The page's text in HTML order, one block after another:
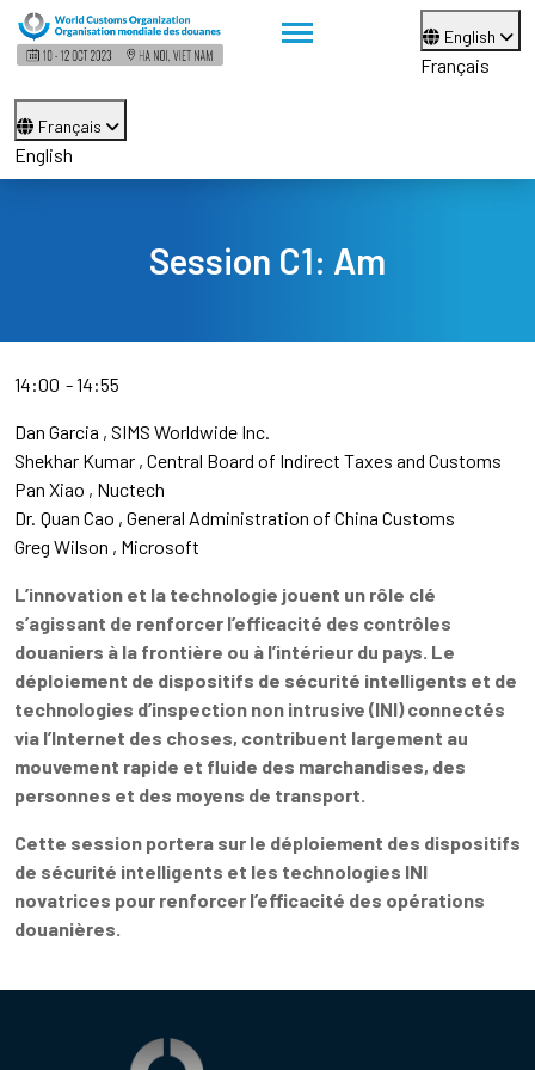
English
Français
Français
English
Session C1: Am
14:00 14:55
Dan Garcia SIMS Worldwide Inc.
Shekhar Kumar Central Board of Indirect Taxes and Customs
Pan Xiao
Nuctech
Dr. Quan Cao General Administration of China Customs
Greg Wilson
Microsoft
L’innovation et la technologie jouent un rôle clé
s’agissant de renforcer l’efficacité des contrôles
douaniers à la frontière ou à l’intérieur du pays. Le
déploiement de dispositifs de sécurité intelligents et de
technologies d’inspection non intrusive (INI) connectés
via l’Internet des choses, contribuent largement au
mouvement rapide et fluide des marchandises, des
personnes et des moyens de transport.
Cette session portera sur le déploiement des dispositifs
de sécurité intelligents et les technologies INI
novatrices pour renforcer l’efficacité des opérations
douanières.